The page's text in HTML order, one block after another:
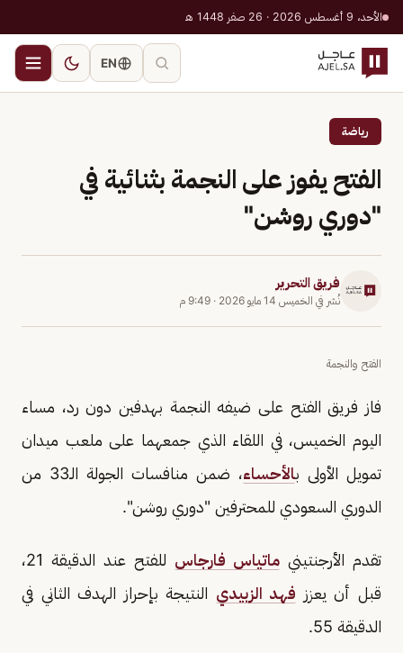
الأحد، 9 أغسطس 2026 · 26 صفر 1448 هـ
EN
رياضة
الفتح يفوز على النجمة بثنائية في
"دوري روشن"
فريق التحرير
نُشر في الخميس 14 مايو 2026 · 9:49 م
الفتح والنجمة
فاز فريق الفتح على ضيفه النجمة بهدفين دون رد، مساء
اليوم الخميس، في اللقاء الذي جمعهما على ملعب ميدان
تمويل الأولى بالأحساء
، ضمن منافسات الجولة الـ33 من
الدوري السعودي للمحترفين "دوري روشن".
تقدم الأرجنتيني ماتياس فارجاس
للفتح عند الدقيقة 21،
قبل أن يعزز فهد الزبيدي النتيجة بإحراز الهدف الثاني في
الدقيقة 55.